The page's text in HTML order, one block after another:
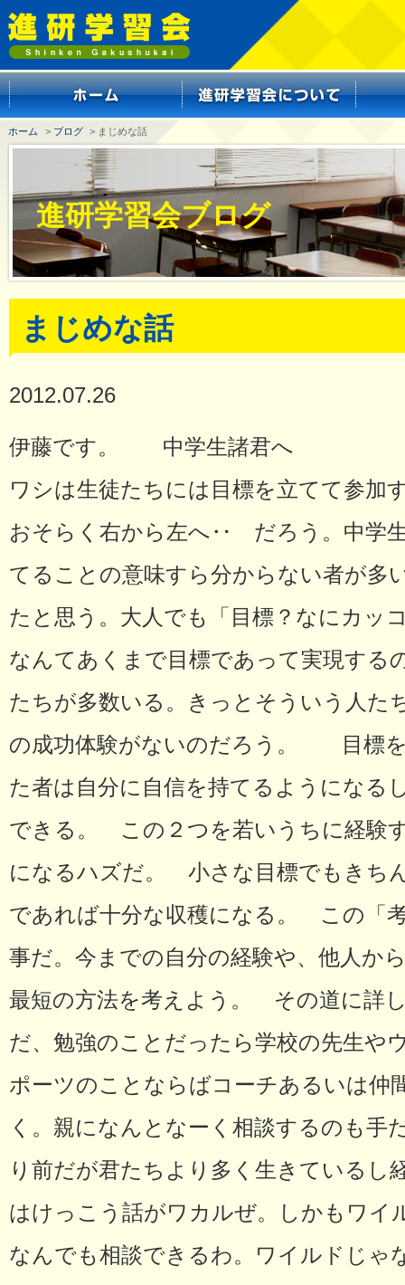
ホーム > ブログ > まじめな話
進研学習会ブログ
まじめな話
2012.07.26
伊藤です。 中学生諸君へ
ワシは生徒たちには目標を立てて参加
おそらく右から左へ‥ だろう。中学
てることの意味すら分からない者が多
たと思う。大人でも「目標？なにカッ
なんてあくまで目標であって実現する
たちが多数いる。きっとそういう人た
の成功体験がないのだろう。 目標を
た者は自分に自信を持てるようになる
できる。 この２つを若いうちに経験
になるハズだ。 小さな目標でもきち
であれば十分な収穫になる。 この「
事だ。今までの自分の経験や、他人か
最短の方法を考えよう。 その道に詳
だ、勉強のことだったら学校の先生や
ポーツのことならばコーチあるいは仲
く。親になんとなーく相談するのも手
り前だが君たちより多く生きているし
はけっこう話がワカルぜ。しかもワイ
なんでも相談できるわ。ワイルドじゃ